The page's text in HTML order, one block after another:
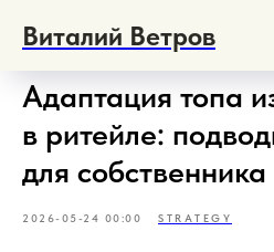
Виталий Ветров
Адаптация топа
в ритейле:
для собственника
2026-05-24 00:00 STRATEGY